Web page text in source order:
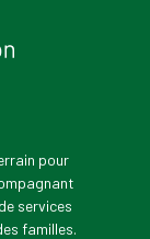
pour
services
familles.